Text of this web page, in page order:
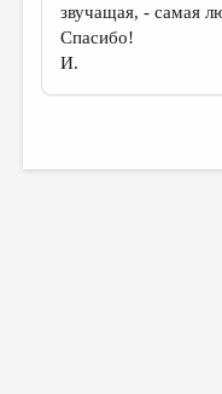
звучащая, - самая
Спасибо!
И.